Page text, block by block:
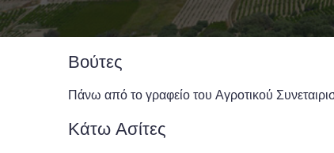
Βούτες
Πάνω από το γραφείο του Αγροτικού
Κάτω Ασίτες